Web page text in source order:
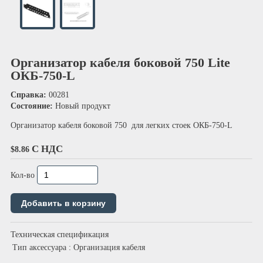
Организатор кабеля боковой 750 Lite
ОКБ-750-L
Справка: 00281
Состояние: Новый продукт
Организатор кабеля боковой 750 для легких стоек ОКБ-750-L
$8.86 С НДС
Кол-во
Техническая спецификация
Тип аксессуара : Организация кабеля